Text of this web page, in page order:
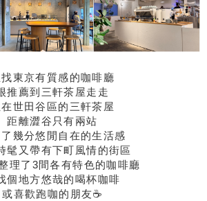
東京有質感的咖啡廳
推薦到三軒茶屋走走
世田谷區的三軒茶屋
距離澀谷只有兩站
幾分悠閒自在的生活感
髦又帶有下町風情的街區
理了3間各有特色的咖啡廳
個地方悠哉的喝杯咖啡
或喜歡跑咖的朋友☕️